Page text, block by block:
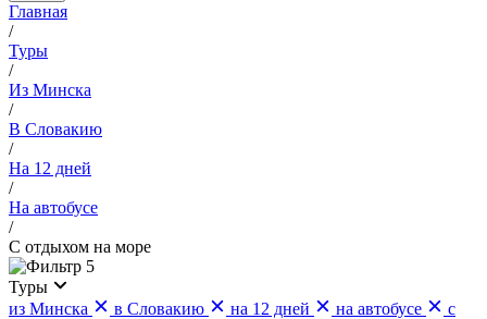
Главная
/
Туры
/
Из Минска
/
В Словакию
/
На 12 дней
/
На автобусе
/
С отдыхом на море
5
Туры
из Минска
в Словакию на 12 дней на автобусе
с